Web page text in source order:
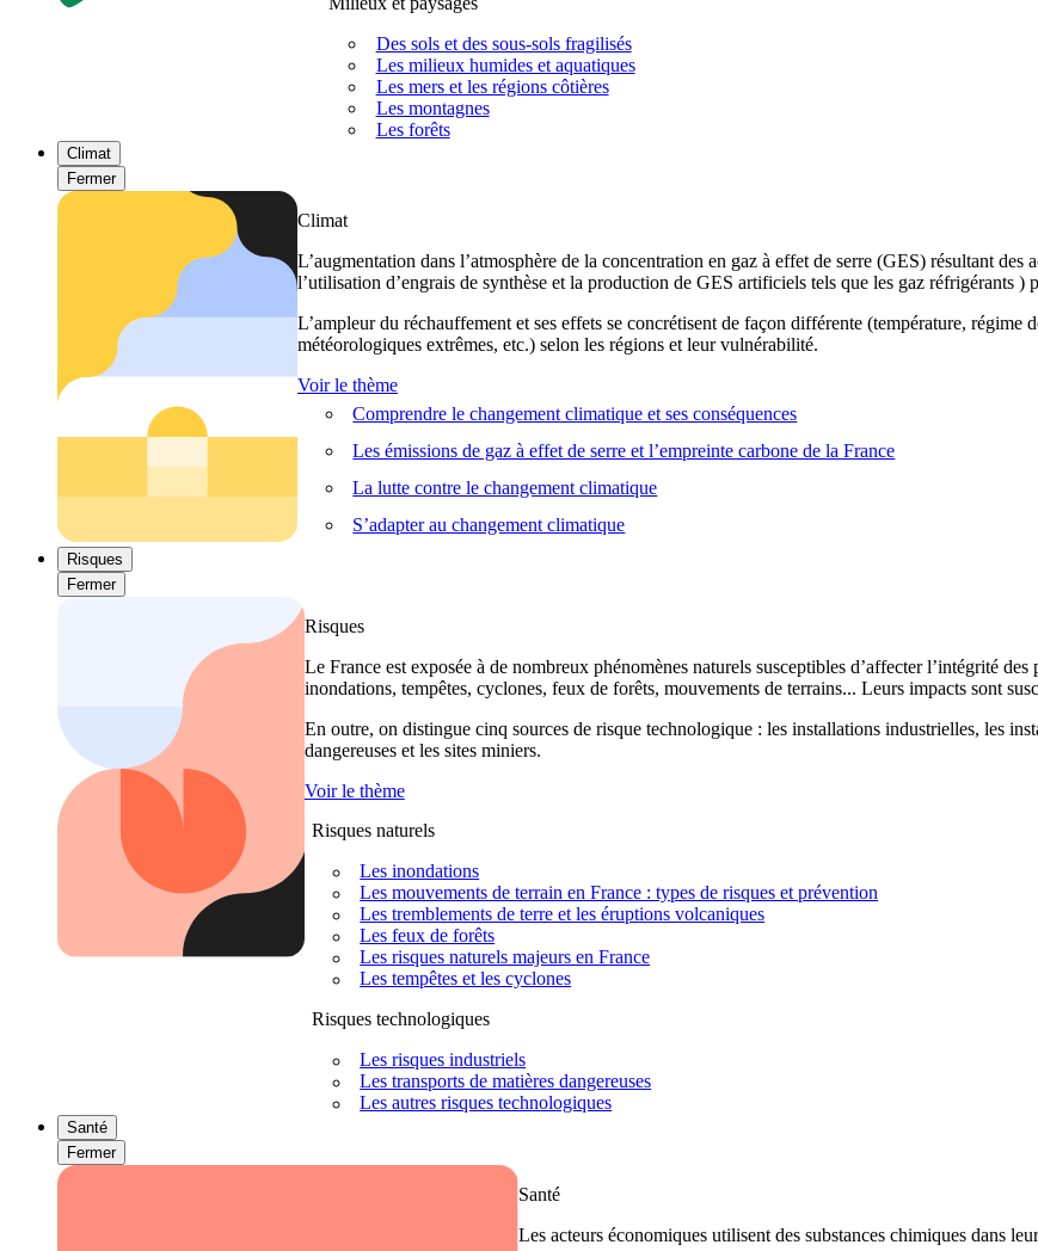
Des sols et des sous-sols fragilisés
Les milieux humides et aquatiques
Les mers et les régions côtières
Les montagnes
Les forêts
Climat
Fermer
Climat
L’augmentation dans l’atmosphère de la concentration en gaz à effet de serre (GES) résultant
l’utilisation d’engrais de synthèse et la production de GES artificiels tels que les gaz réfrigérants
L’ampleur du réchauffement et ses effets se concrétisent de façon différente (température, régime
météorologiques extrêmes, etc.) selon les régions et leur vulnérabilité.
Voir le thème
Comprendre le changement climatique et ses conséquences
Les émissions de gaz à effet de serre et l’empreinte carbone de la France
La lutte contre le changement climatique
S’adapter au changement climatique
Risques
Fermer
Risques
Le France est exposée à de nombreux phénomènes naturels susceptibles d’affecter l’intégrité
inondations, tempêtes, cyclones, feux de forêts, mouvements de terrains... Leurs impacts sont
En outre, on distingue cinq sources de risque technologique : les installations industrielles, les
dangereuses et les sites miniers.
Voir le thème
Risques naturels
Les inondations
Les mouvements de terrain en France : types de risques et prévention
Les tremblements de terre et les éruptions volcaniques
Les feux de forêts
Les risques naturels majeurs en France
Les tempêtes et les cyclones
Risques technologiques
Les risques industriels
Les transports de matières dangereuses
Les autres risques technologiques
Santé
Fermer
Santé
Les acteurs économiques utilisent des substances chimiques dans